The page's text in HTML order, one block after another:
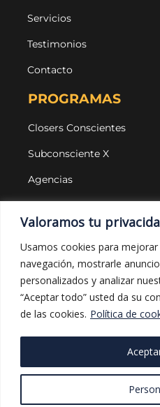
Valoramos tu
Usamos cookies para mejorar
navegación, mostrarle
personalizados y analizar
“Aceptar todo” usted da su
de las cookies. Política de
Servicios
Testimonios
Contacto
PROGRAMAS
Closers Conscientes
Subconsciente X
Agencias
Política de privacidad
Política de cookies
Política de compras
CLOSERS
MUNDO MEJOR